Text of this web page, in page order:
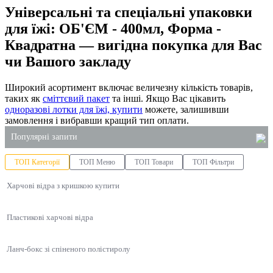
Універсальні та спеціальні упаковки
для їжі: ОБ'ЄМ - 400мл, Форма -
Квадратна — вигідна покупка для Вас
чи Вашого закладу
Широкий асортимент включає величезну кількість товарів,
таких як сміттєвий пакет та інші. Якщо Вас цікавить
одноразові лотки для їжі, купити можете, залишивши
замовлення і вибравши кращий тип оплати.
Популярні запити
одноразові стакани одеса
крафт пакети ціна
рідке мило в 5 літрових
купити пакети
ТОП Категорії ТОП Меню ТОП Товари ТОП Фільтри
Харчові відра з кришкою купити
Пластикові харчові відра
Ланч-бокс зі спіненого полістиролу